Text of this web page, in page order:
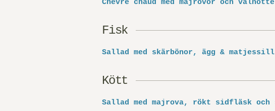
Chèvre chaud med majrovor och
Fisk
Sallad med skärbönor, ägg & matjessill
Kött
Sallad med majrova, rökt sidfläsk och